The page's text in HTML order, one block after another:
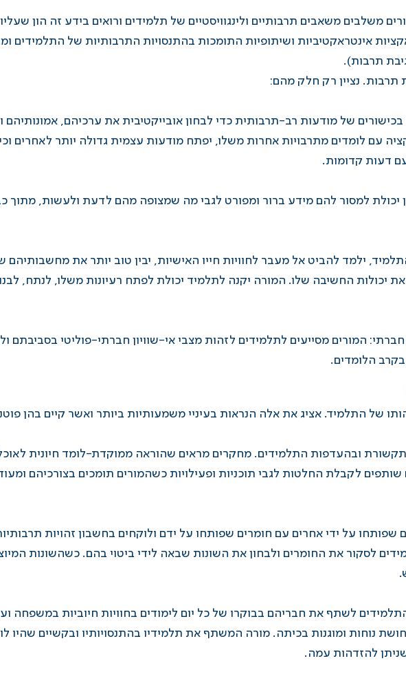
משאבים תרבותיים ולינגוויסטיים של תלמידים ורואים בידע זה הון
אינטראקטיביות ושיתופיות התומכות בהתנסויות התרבותיות של התלמידים
תרבות).
תרבות. נציין רק חלק מהם:
של מודעות רב-תרבותית כדי לבחון אובייקטיבית את ערכיהם, אמונותיהם
עם לומדים מתרבויות אחרות משלו, יפתח מודעות עצמית גדולה יותר לאחרים
דעות קדומות.
יכולת למסור להם מידע ברור ומפורט לגבי מה שמצופה מהם לדעת ולעשות, מתוך
ילמד להביט אל מעבר לחוויות חייו האישיות, יבין טוב יותר את מחשבותיהם
החשיבה שלו. המורה יקנה לתלמיד יכולת לפתח רעיונות משלו, לנתח,
המורים מסייעים לתלמידים לזהות מצבי אי-שוויון חברתי-פוליטי בסביבתם
הלומדים.
של התלמיד. אציג את אלה הנראות בעיניי משמעותיות ביותר ואשר קיים בהן
תקשורת ובהעדפות התלמידים. מחקרים מראים שהוראה ממוקדת-לומד חיונית
לקבלת החלטות לגבי תוכניות ופעילויות כשהמורים תומכים בצורכיהם
על ידי אחרים עם חומרים שפותחו על ידם ולוקחים בחשבון זהויות
לסקור את החומרים ולבחון את השונות שבאה לידי ביטוי בהם. כשהשונות
לשתף את חבריהם בבוקרו של כל יום לימודים בחוויות חיוביות במשפחה
נוחות ומוגנות בכיתה. מורה המשתף את תלמידיו בהתנסויותיו ובקשיים שהיו
להזדהות עמה.